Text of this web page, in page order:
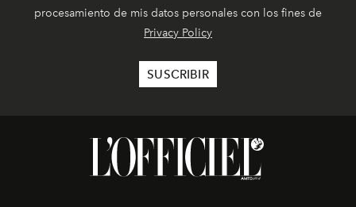
procesamiento de mis datos personales con los fines de
Privacy Policy